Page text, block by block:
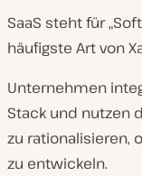
SaaS steht für
häufigste Art von
Unternehmen
Stack und nutzen
zu rationalisieren,
zu entwickeln.